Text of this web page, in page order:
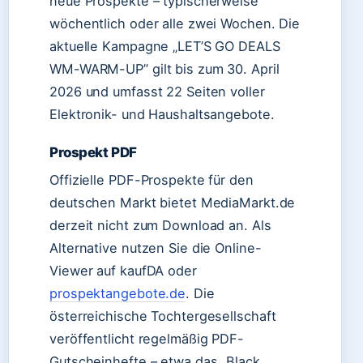
wöchentlich oder alle zwei Wochen. Die
aktuelle Kampagne „LET’S GO DEALS
WM-WARM-UP” gilt bis zum 30. April
2026 und umfasst 22 Seiten voller
Elektronik- und Haushaltsangebote.
Prospekt PDF
Offizielle PDF-Prospekte für den
deutschen Markt bietet MediaMarkt.de
derzeit nicht zum Download an. Als
Alternative nutzen Sie die Online-
Viewer auf kaufDA oder
prospektangebote.de. Die
österreichische Tochtergesellschaft
veröffentlicht regelmäßig PDF-